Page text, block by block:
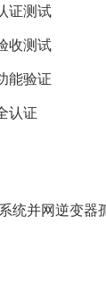
证测试
收测试
能验证
认证
统并网逆变器